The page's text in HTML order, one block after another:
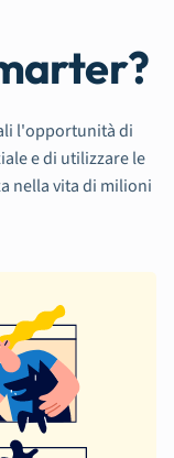
l'opportunità di
e di utilizzare le
nella vita di milioni